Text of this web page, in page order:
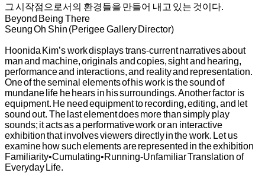
그 시작점으로서의 환경들을 만들어 내고 있는 것이다.
Beyond Being There
Seung Oh Shin (Perigee Gallery Director)
Hoonida Kim’s work displays trans-current narratives about
man and machine, originals and copies, sight and hearing,
performance and interactions, and reality and representation.
One of the seminal elements of his work is the sound of
mundane life he hears in his surroundings. Another factor is
equipment. He need equipment to recording, editing, and let
sound out. The last element does more than simply play
sounds; it acts as a performative work or an interactive
exhibition that involves viewers directly in the work. Let us
examine how such elements are represented in the exhibition
Familiarity•Cumulating•Running-Unfamiliar Translation of
Everyday Life.